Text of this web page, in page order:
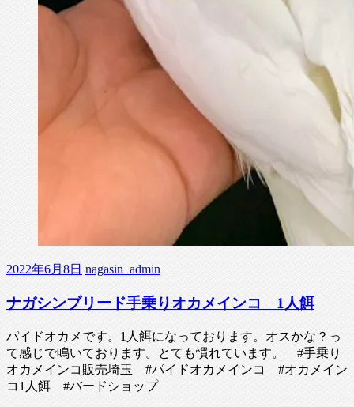
2022年6月8日 nagasin_admin
ナガシンブリード手乗りオカメインコ 1人餌
パイドオカメです。1人餌になっております。オスかな？っ
て感じで鳴いております。とても慣れています。 #手乗り
オカメインコ販売埼玉 #パイドオカメインコ #オカメイン
コ1人餌 #バードショップ